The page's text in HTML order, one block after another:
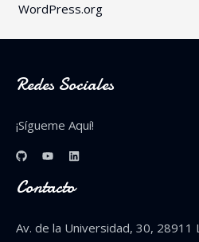
WordPress.org
Redes Sociales
¡Sígueme Aquí!
Contacto
Av. de la Universidad, 30, 28911